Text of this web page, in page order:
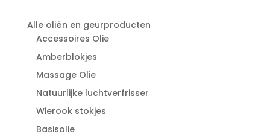
Alle oliën en geurproducten
Accessoires Olie
Amberblokjes
Massage Olie
Natuurlijke luchtverfrisser
Wierook stokjes
Basisolie